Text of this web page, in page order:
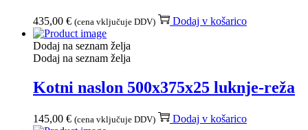
435,00 € (cena vključuje DDV) Dodaj v košarico
Dodaj na seznam želja
Dodaj na seznam želja
Kotni naslon 500x375x25 luknje-reža
145,00 € (cena vključuje DDV) Dodaj v košarico